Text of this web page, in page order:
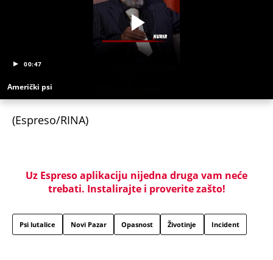
00:47
Američki psi
(Espreso/RINA)
Uz Espreso aplikaciju nijedna druga vam neće
trebati. Instalirajte i proverite zašto!
Psi lutalice Novi Pazar Opasnost Životinje Incident